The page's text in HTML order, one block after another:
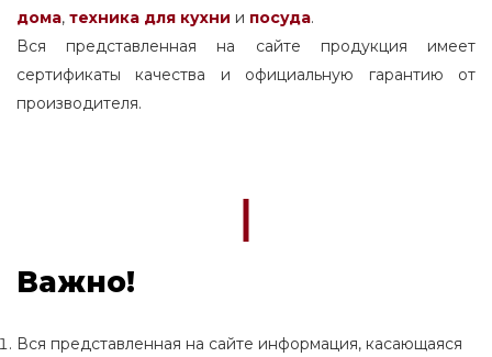
дома, техника для кухни и посуда.
Вся представленная на сайте продукция имеет
сертификаты качества и официальную гарантию от
производителя.
Важно!
Вся представленная на сайте информация, касающаяся